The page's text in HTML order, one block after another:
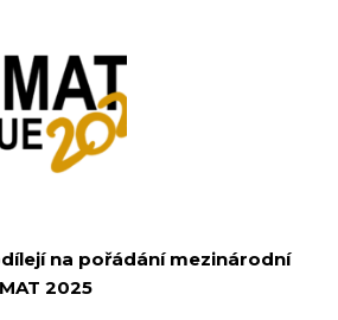
na pořádání mezinárodní
2025